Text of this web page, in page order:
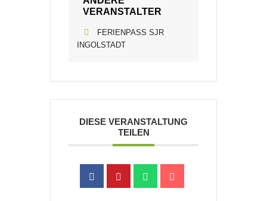
VERANSTALTER
FERIENPASS SJR
INGOLSTADT
DIESE VERANSTALTUNG
TEILEN